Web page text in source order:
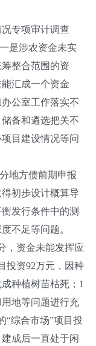
专项审计调查
是涉农资金未实
整合范围的资
汇成一个资金
公室工作落实不
备和遴选把关不
目建设情况等问
地方债前期申报
初步设计概算导
发行条件中的测
不足等问题。
资金未能发挥应
投资92万元，因种
种植树苗枯死；1
地等问题进行充
“综合市场”项目投
成后一直处于闲